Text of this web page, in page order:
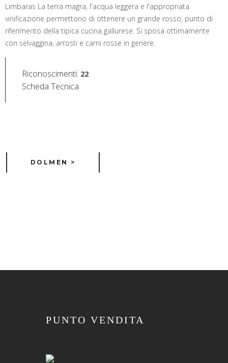
Limbaras La terra magra, l'acqua leggera e l'appropriata
vinificazione permettono di ottenere un grande rosso, punto di
riferimento della tipica cucina gallurese. Si sposa ottimamente
con selvaggina, arrosti e carni rosse in genere.
Riconoscimenti: 22
Scheda Tecnica
DOLMEN >
PUNTO VENDITA